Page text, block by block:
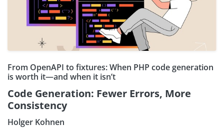
From OpenAPI to fixtures: When PHP code generation
is worth it—and when it isn’t
Code Generation: Fewer Errors, More
Consistency
Holger Kohnen